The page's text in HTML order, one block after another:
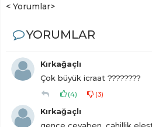
< Yorumlar>
YORUMLAR
Kırkağaçlı
Çok büyük icraat ????????
(4) (3)
Kırkağaçlı